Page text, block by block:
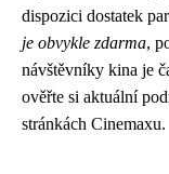
dispozici dostatek
je obvykle zdarma,
návštěvníky kina je
ověřte si aktuální
stránkách Cinemaxu.